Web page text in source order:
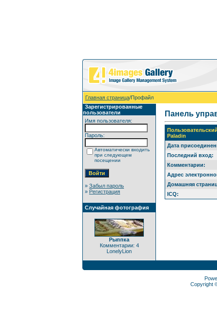
Главная страница/Профайл
Зарегистрированные
пользователи
Имя пользователя:
Пароль:
Автоматически входить
при следующем
посещении
» Забыл пароль
» Регистрация
Случайная фотография
Рыппка
Комментарии: 4
LonelyLion
Панель
Paladin
Дата
Последний вход:
Комментарии:
Адрес
Домашняя
ICQ:
Copyright